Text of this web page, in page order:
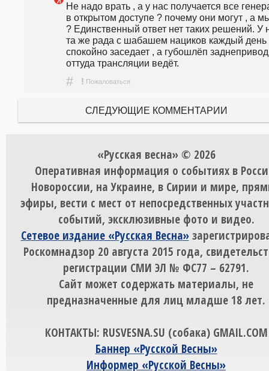
Не надо врать , а у нас получается все
в открытом доступе ? почему они могут , а
? Единственный ответ нет таких решений. У
та же рада с шабашем нациков каждый день
спокойно заседает , а губошлёп
оттуда трансляции ведёт.
# ! Пожаловаться
СЛЕДУЮЩИЕ КОММЕНТАРИИ
«Русская весна» © 2026
Оперативная информация о событиях в
Новороссии, на Украине, в Сирии и мире,
эфиры, вести с мест от непосредственных
событий, эксклюзивные фото и видео.
Сетевое издание «Русская Весна»
Роскомнадзор 20 августа 2015 года,
регистрации СМИ ЭЛ № ФС77 – 62791.
Сайт может содержать материалы, не
предназначенные для лиц младше 18 лет.
КОНТАКТЫ: RUSVESNA.SU (собака) GMAIL.COM
Баннер «Русской Весны»
Информер «Русской Весны»